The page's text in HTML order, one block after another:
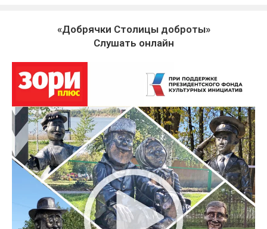
«Добрячки Столицы доброты»
Слушать онлайн